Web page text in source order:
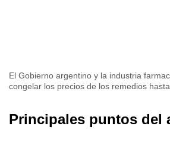
El Gobierno argentino y la industria
congelar los precios de los remedios
Principales puntos del